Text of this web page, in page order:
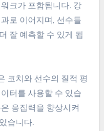
크가 포함됩니다. 강
로 이어지며, 선수들
잘 예측할 수 있게 됩
코치와 선수의 질적 평
터를 사용할 수 있습
응집력을 향상시켜
습니다.